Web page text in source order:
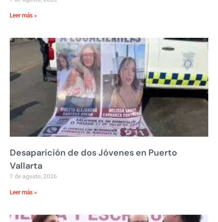
Leer más »
Desaparición de dos Jóvenes en Puerto
Vallarta
7 de agosto, 2026
Leer más »